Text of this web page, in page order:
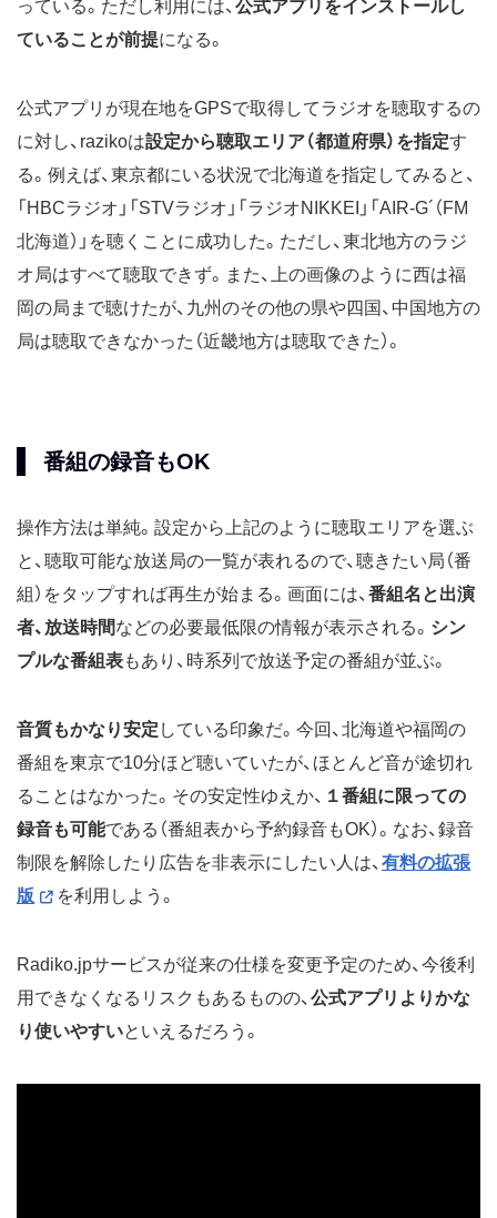
っている。ただし利用には、 公式アプリをインストールし
ていることが前提になる。
公式アプリが現在地をGPSで取得してラジオを聴取するの
に対し、razikoは設定から聴取エリア（都道府県）を指定す
る。例えば、東京都にいる状況で北海道を指定してみると、
「HBCラジオ」「STVラジオ」「ラジオNIKKEI」「AIR-G´（FM
北海道）」を聴くことに成功した。ただし、東北地方のラジ
オ局はすべて聴取できず。また、上の画像のように西は福
岡の局まで聴けたが、九州のその他の県や四国、中国地方の
局は聴取できなかった（近畿地方は聴取できた）。
番組の録音もOK
操作方法は単純。設定から上記のように聴取エリアを選ぶ
と、聴取可能な放送局の一覧が表れるので、聴きたい局（番
組）をタップすれば再生が始まる。画面には、 番組名と出演
者、放送時間などの必要最低限の情報が表示される。 シン
プルな番組表もあり、時系列で放送予定の番組が並ぶ。
音質もかなり安定 している印象だ。今回、北海道や福岡の
番組を東京で10分ほど聴いていたが、ほとんど音が途切れ
ることはなかった。その安定性ゆえか、 １番組に限っての
録音も可能である（番組表から予約録音もOK）。なお、録音
制限を解除したり広告を非表示にしたい人は、 有料の拡張
版
を利用しよう。
Radiko.jpサービスが従来の仕様を変更予定のため、今後利
用できなくなるリスクもあるものの、 公式アプリよりかな
り使いやすいといえるだろう。